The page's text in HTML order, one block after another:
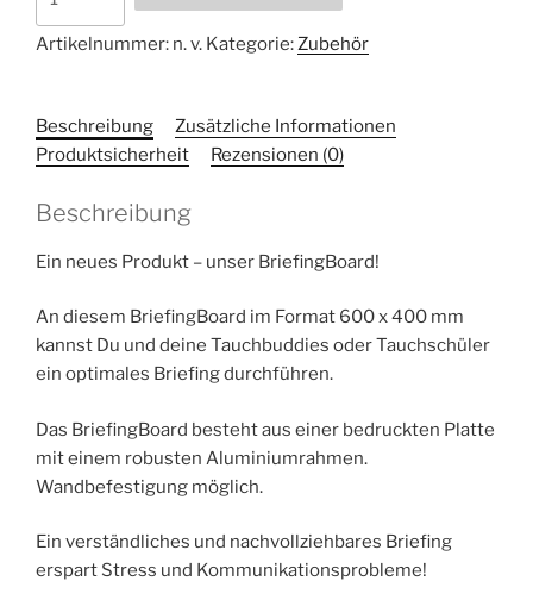
600x400
mm
Artikelnummer: n. v. Kategorie:Zubehör
Beschreibung
Zusätzliche Informationen
Produktsicherheit
Rezensionen (0)
Beschreibung
Ein neues Produkt – unser BriefingBoard!
An diesem BriefingBoard im Format 600 x 400 mm
kannst Du und deine Tauchbuddies oder Tauchschüler
ein optimales Briefing durchführen.
Das BriefingBoard besteht aus einer bedruckten Platte
mit einem robusten Aluminiumrahmen.
Wandbefestigung möglich.
Ein verständliches und nachvollziehbares Briefing
erspart Stress und Kommunikationsprobleme!